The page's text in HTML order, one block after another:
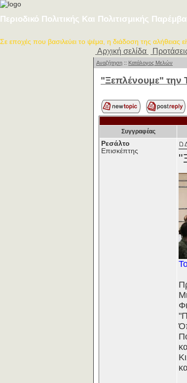
Περιοδικό Πολιτικής Και Πολιτισμικής
Σε εποχές που βασιλεύει το ψέμα, η διάδοση της αλήθειας
Αρχική σελίδα
Αναζήτηση :: Κατάλογος Μελών
"Ξεπλένουμε" την
Συγγραφέας
Ρεσάλτο
Επισκέπτης